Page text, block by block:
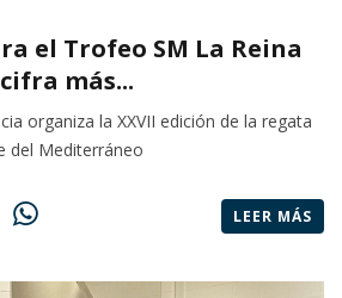
el Trofeo SM La Reina
más...
organiza la XXVII edición de la regata
del Mediterráneo
LEER MÁS